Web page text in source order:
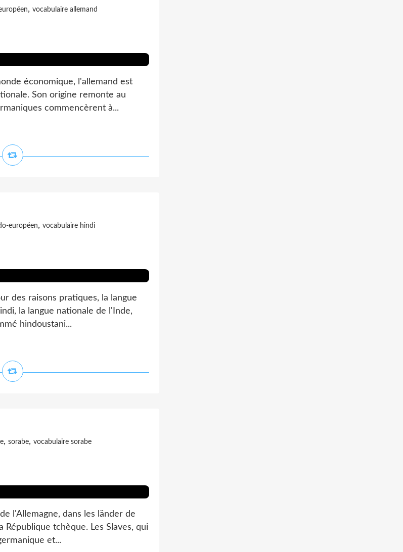
, vocabulaire allemand
économique, l'allemand est
Son origine remonte au
commencèrent à...
européen, vocabulaire hindi
des raisons pratiques, la langue
la langue nationale de l'Inde,
hindoustani...
, sorabe, vocabulaire sorabe
l'Allemagne, dans les länder de
tchèque. Les Slaves, qui
et...